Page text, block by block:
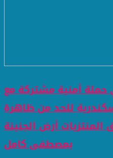
أمنية مشتركة مع
للحد من ظاهرة
المنتزيات أرض الجنينة
بمصطفى كامل